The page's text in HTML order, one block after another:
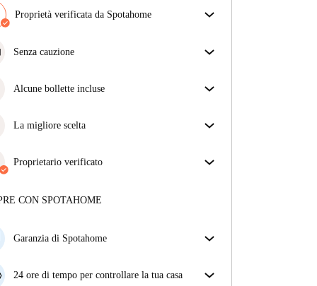
Proprietà verificata da Spotahome
ottieni esattamente ciò che vedi nell'annuncio.
Senza cauzione
trasloco senza deposito.
Alcune bollette incluse
descrizione dell'annuncio per vedere quali utenze
La migliore scelta
disponibilità e qualità di alto livello.
Proprietario verificato
Maggiori informazioni su questo locatore
CON SPOTAHOME
Garanzia di Spotahome
con breve preavviso, noi A) ti pagheremo un hotel e
24 ore di tempo per controllare la tua casa